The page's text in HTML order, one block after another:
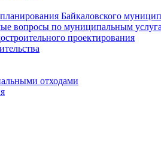
Байкаловского
вопросы по муниципальным
проектирования
отходами